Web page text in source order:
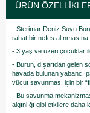
ÜRÜN
- Sterimar Deniz Suyu
rahat bir nefes
- 3 yaş ve üzeri çocuklar
- Burun, dışarıdan gelen
havada bulunan yabancı
vücut savunması için bir
- Bu savunma
algınlığı gibi etkilere daha